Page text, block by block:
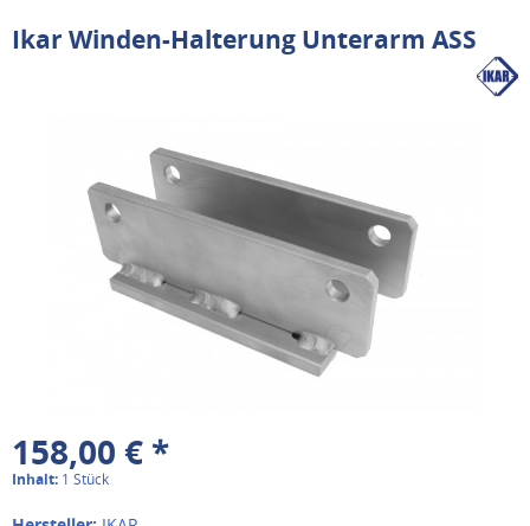
Ikar Winden-Halterung Unterarm ASS
158,00 € *
Inhalt: 1 Stück